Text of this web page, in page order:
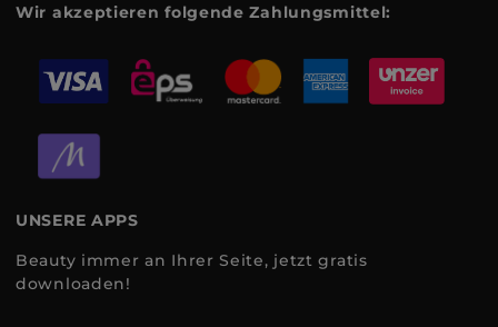
Wir akzeptieren folgende Zahlungsmittel:
UNSERE APPS
Beauty immer an Ihrer Seite, jetzt gratis
downloaden!